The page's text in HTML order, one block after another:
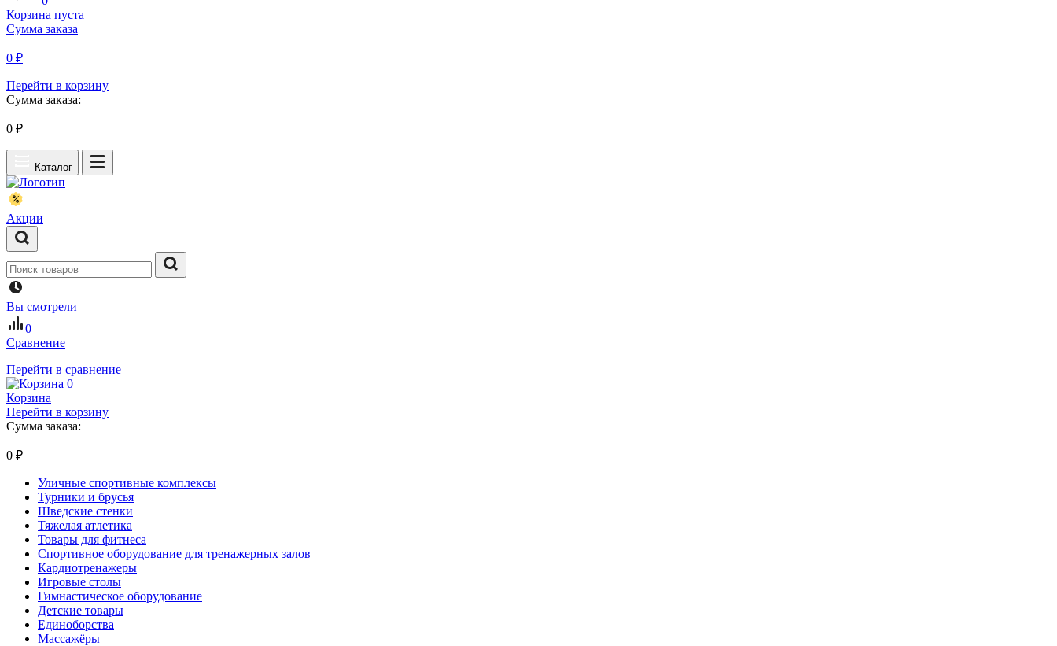
Корзина пуста
Сумма заказа
0 ₽
Перейти в корзину
Сумма заказа:
0 ₽
Каталог
Акции
Вы смотрели
0
Сравнение
Перейти в сравнение
0
Корзина
Перейти в корзину
Сумма заказа:
0 ₽
Уличные спортивные комплексы
Турники и брусья
Шведские стенки
Тяжелая атлетика
Товары для фитнеса
Спортивное оборудование для тренажерных залов
Кардиотренажеры
Игровые столы
Гимнастическое оборудование
Детские товары
Единоборства
Массажёры